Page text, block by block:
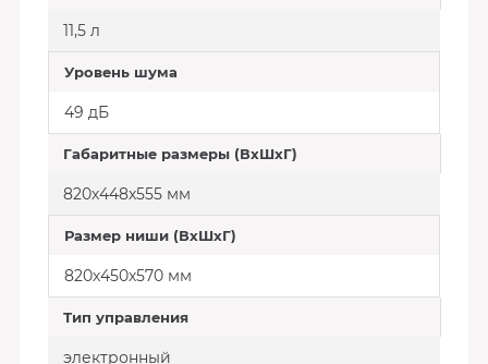
11,5 л
Уровень шума
49 дБ
Габаритные размеры (ВхШхГ)
820х448х555 мм
Размер ниши (ВхШхГ)
820х450х570 мм
Тип управления
электронный